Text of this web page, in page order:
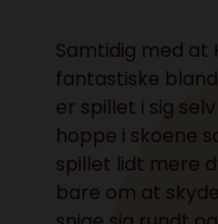
Samtidig med at
fantastiske
er spillet i sig
hoppe i skoene
spillet lidt mere
bare om at